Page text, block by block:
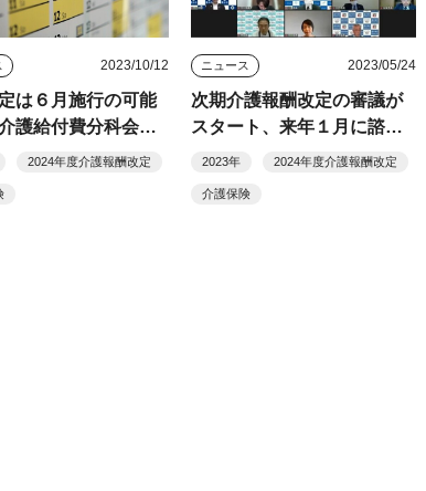
2023/10/12
は６月施行の可能
護給付費分科会で
2024年度介護報酬改定
ニュース 2023/05/24
次期介護報酬改定の審議が
スタート、来年１月に諮問
答申
2023年 2024年度介護報酬改定
介護保険